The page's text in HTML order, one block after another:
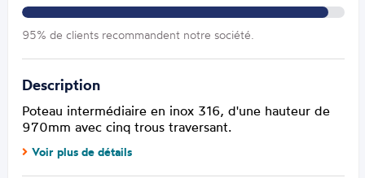
95% de clients recommandent notre société.
Description
Poteau intermédiaire en inox 316, d'une hauteur de
970mm avec cinq trous traversant.
Voir plus de détails